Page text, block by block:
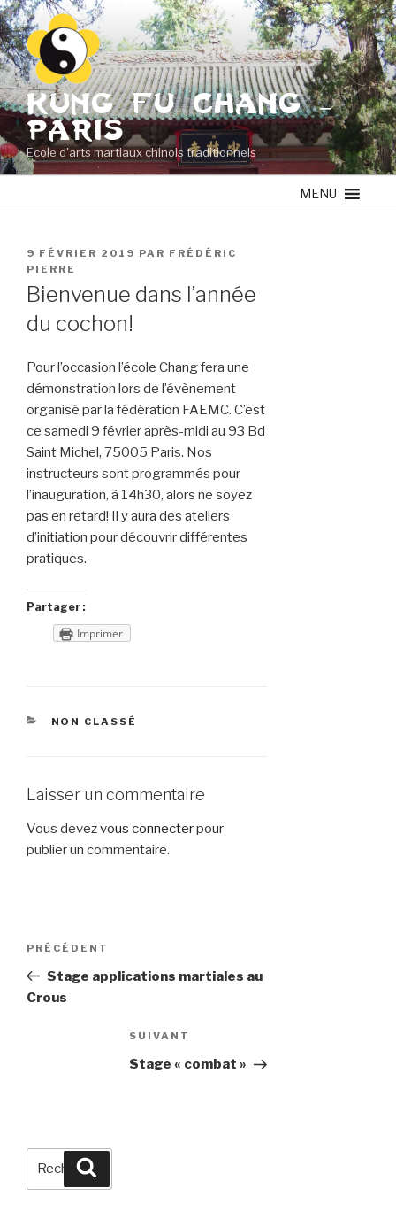
Aller
au
contenu
principal
KUNG FU CHANG –
PARIS
Ecole d'arts martiaux chinois traditionnels
MENU
PUBLIÉ
LE
9 FÉVRIER 2019 PAR FRÉDÉRIC
PIERRE
Bienvenue dans l’année
du cochon!
Pour l’occasion l’école Chang fera une
démonstration lors de l’évènement
organisé par la fédération FAEMC. C’est
ce samedi 9 février après-midi au 93 Bd
Saint Michel, 75005 Paris. Nos
instructeurs sont programmés pour
l’inauguration, à 14h30, alors ne soyez
pas en retard! Il y aura des ateliers
d’initiation pour découvrir différentes
pratiques.
Partager :
Imprimer
CATÉGORIES
NON CLASSÉ
Laisser un commentaire
Vous devezvous connecterpour
publier un commentaire.
Navigation
l’article
Article
précédent
PRÉCÉDENT
Stage applications martiales au
Crous
Article
suivant
SUIVANT
Stage « combat »
Recherche